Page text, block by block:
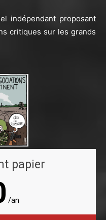
indépendant proposant
critiques sur les grands
papier
/an